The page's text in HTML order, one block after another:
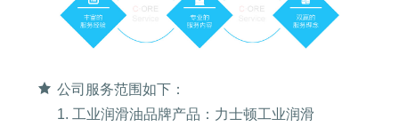
公司服务范围如下：
1. 工业润滑油品牌产品：力士顿工业润滑